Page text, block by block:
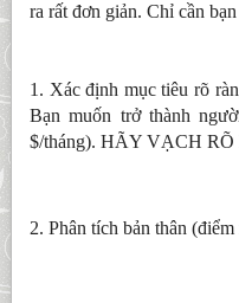
ra rất đơn giản. Chỉ cần
1. Xác định mục tiêu rõ
Bạn muốn trở thành
$/tháng). HÃY VẠCH
2. Phân tích bản thân